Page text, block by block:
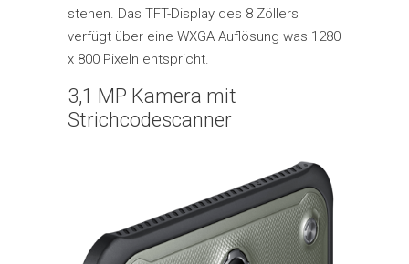
stehen. Das TFT-Display des 8 Zöllers
verfügt über eine WXGA Auflösung was 1280
x 800 Pixeln entspricht.
3,1 MP Kamera mit
Strichcodescanner